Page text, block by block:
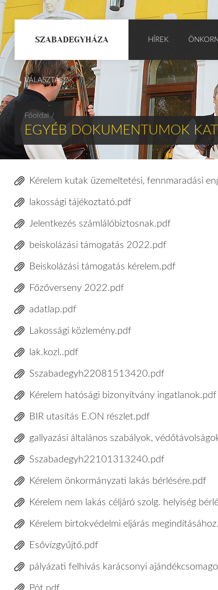
SZABADEGYHÁZA HÍREK
VÁLASZTÁSOK
Főoldal /
EGYÉB DOKUMENTUMOK
Kérelem kutak üzemeltetési, fennmaradási
lakossági tájékoztató.pdf
Jelentkezés számlálóbiztosnak.pdf
beiskolázási támogatás 2022.pdf
Beiskolázási támogatás kérelem.pdf
Főzőverseny 2022.pdf
adatlap.pdf
Lakossági közlemény.pdf
lak.kozl..pdf
Sszabadegyh22081513420.pdf
Kérelem hatósági bizonyítvány ingatlanok.pdf
BIR utasítás E.ON részlet.pdf
gallyazási általános szabályok,
Sszabadegyh22101313240.pdf
Kérelem önkormányzati lakás bérlésére.pdf
Kérelem nem lakás céljáró szolg. helyiség
Kérelem birtokvédelmi eljárás
Esővízgyűjtő.pdf
pályázati felhívás karácsonyi
Pót.pdf